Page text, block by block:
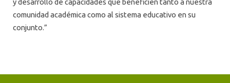
y desarrollo de capacidades que beneficien tanto a nuestra
comunidad académica como al sistema educativo en su
conjunto.”